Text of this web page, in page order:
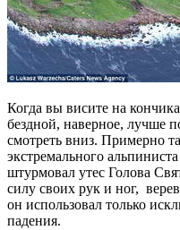
Когда вы висите на
бездной, наверное, лучше
смотреть вниз. Примерно
экстремального
штурмовал утес Голова
силу своих рук и ног,
он использовал только
падения.